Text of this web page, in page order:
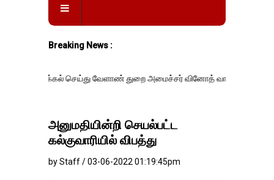
Breaking News :
செய்து வேளாண் துறை அமைச்சர் வினோத் வாசித்து வருகிறார். �.
அனுமதியின்றி செயல்பட்ட
கல்குவாரியில் விபத்து
by Staff / 03-06-2022 01:19:45pm